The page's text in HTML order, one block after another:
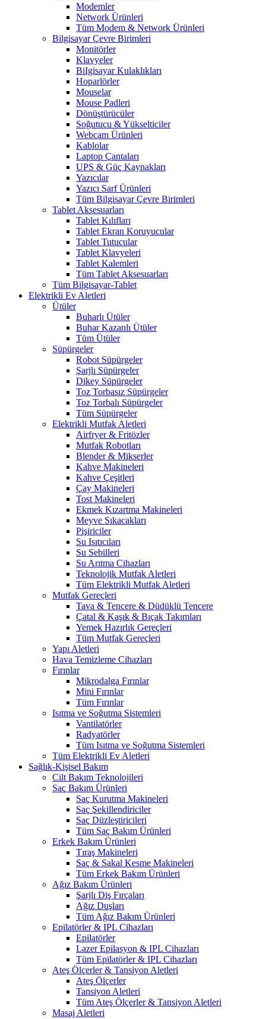
Modemler
Network Ürünleri
Tüm Modem & Network Ürünleri
Bilgisayar Çevre Birimleri
Monitörler
Klavyeler
BiIgisayar Kulaklıkları
Hoparlörler
Mouselar
Mouse Padleri
Dönüştürücüler
Soğutucu & Yükselticiler
Webcam Ürünleri
Kablolar
Laptop Çantaları
UPS & Güç Kaynakları
Yazıcılar
Yazıcı Sarf Ürünleri
Tüm Bilgisayar Çevre Birimleri
Tablet Aksesuarları
Tablet Kılıfları
Tablet Ekran Koruyucular
Tablet Tutucular
Tablet Klavyeleri
Tablet Kalemleri
Tüm Tablet Aksesuarları
Tüm Bilgisayar-Tablet
Elektrikli Ev Aletleri
Ütüler
Buharlı Ütüler
Buhar Kazanlı Ütüler
Tüm Ütüler
Süpürgeler
Robot Süpürgeler
Şarjlı Süpürgeler
Dikey Süpürgeler
Toz Torbasız Süpürgeler
Toz Torbalı Süpürgeler
Tüm Süpürgeler
Elektrikli Mutfak Aletleri
Airfryer & Fritözler
Mutfak Robotları
Blender & Mikserler
Kahve Makineleri
Kahve Çeşitleri
Çay Makineleri
Tost Makineleri
Ekmek Kızartma Makineleri
Meyve Sıkacakları
Pişiriciler
Su Isıtıcıları
Su Sebilleri
Su Arıtma Cihazları
Teknolojik Mutfak Aletleri
Tüm Elektrikli Mutfak Aletleri
Mutfak Gereçleri
Tava & Tencere & Düdüklü Tencere
Çatal & Kaşık & Bıçak Takımları
Yemek Hazırlık Gereçleri
Tüm Mutfak Gereçleri
Yapı Aletleri
Hava Temizleme Cihazları
Fırınlar
Mikrodalga Fırınlar
Mini Fırınlar
Tüm Fırınlar
Isıtma ve Soğutma Sistemleri
Vantilatörler
Radyatörler
Tüm Isıtma ve Soğutma Sistemleri
Tüm Elektrikli Ev Aletleri
Sağlık-Kişisel Bakım
Cilt Bakım Teknolojileri
Saç Bakım Ürünleri
Saç Kurutma Makineleri
Saç Şekillendiriciler
Saç Düzleştiricileri
Tüm Saç Bakım Ürünleri
Erkek Bakım Ürünleri
Tıraş Makineleri
Saç & Sakal Kesme Makineleri
Tüm Erkek Bakım Ürünleri
Ağız Bakım Ürünleri
Şarjlı Diş Fırçaları
Ağız Duşları
Tüm Ağız Bakım Ürünleri
Epilatörler & IPL Cihazları
Epilatörler
Lazer Epilasyon & IPL Cihazları
Tüm Epilatörler & IPL Cihazları
Ateş Ölçerler & Tansiyon Aletleri
Ateş Ölçerler
Tansiyon Aletleri
Tüm Ateş Ölçerler & Tansiyon Aletleri
Masaj Aletleri